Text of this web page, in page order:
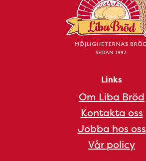
Links
Om Liba Bröd
Kontakta oss
Jobba hos oss
Vår policy